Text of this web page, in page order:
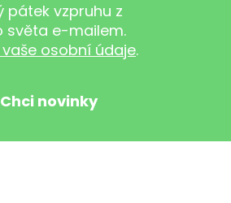
pátek vzpruhu z
světa e-mailem.
osobní údaje.